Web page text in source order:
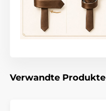
Verwandte Produkte